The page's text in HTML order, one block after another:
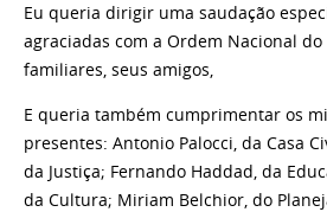
Eu queria dirigir uma saudação
agraciadas com a Ordem Nacional
familiares, seus amigos,
E queria também cumprimentar os
presentes: Antonio Palocci, da Casa
da Justiça; Fernando Haddad, da
da Cultura; Miriam Belchior, do